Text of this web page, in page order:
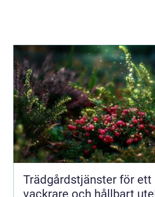
Trädgårdstjänster för ett
vackrare och hållbart